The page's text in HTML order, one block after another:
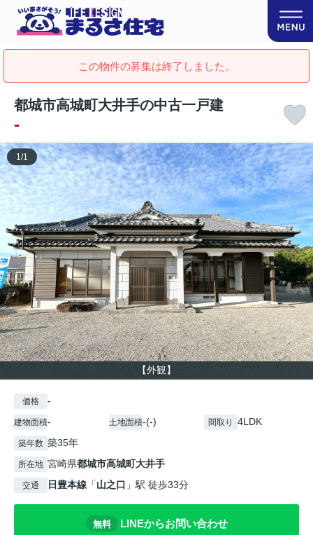
この物件の募集は終了しました。
都城市高城町大井手の中古一戸建
-
【外観】
1/1
価格 -
建物面積- 土地面積-(-) 間取り 4LDK
築年数 築35年
所在地 宮崎県都城市高城町大井手
交通 日豊本線 「山之口 」駅 徒歩33分
無料 LINEからお問い合わせ